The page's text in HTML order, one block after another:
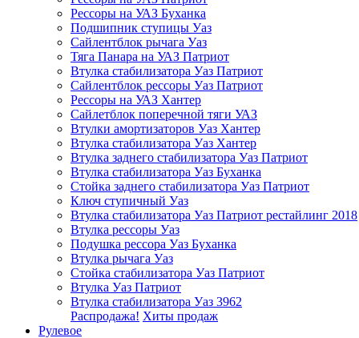
Рессоры на УАЗ Буханка
Подшипник ступицы Уаз
Сайлентблок рычага Уаз
Тяга Панара на УАЗ Патриот
Втулка стабилизатора Уаз Патриот
Сайлентблок рессоры Уаз Патриот
Рессоры на УАЗ Хантер
Сайлетблок поперечной тяги УАЗ
Втулки амортизаторов Уаз Хантер
Втулка стабилизатора Уаз Хантер
Втулка заднего стабилизатора Уаз Патриот
Втулка стабилизатора Уаз Буханка
Стойка заднего стабилизатора Уаз Патриот
Ключ ступичный Уаз
Втулка стабилизатора Уаз Патриот рестайлинг 2018
Втулка рессоры Уаз
Подушка рессора Уаз Буханка
Втулка рычага Уаз
Стойка стабилизатора Уаз Патриот
Втулка Уаз Патриот
Втулка стабилизатора Уаз 3962
Распродажа! Хиты продаж
Рулевое